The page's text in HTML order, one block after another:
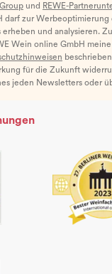
und REWE-
darf zur
erheben und analysieren.
Wein online GmbH
für die Zukunft
jeden Newsletters oder